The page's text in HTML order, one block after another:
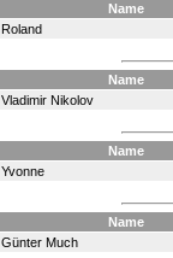
Name
Roland
Name
Vladimir Nikolov
Name
Yvonne
Name
Günter Much